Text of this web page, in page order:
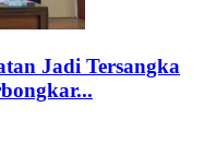
Jadi Tersangka